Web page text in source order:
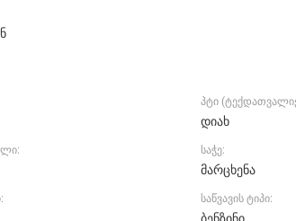
პტი
დიახ
საჭე:
მარცხენა
საწვავის ტიპი: